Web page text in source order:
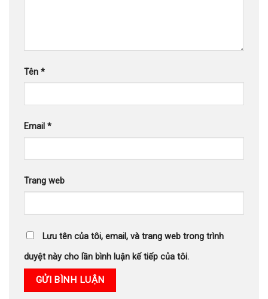
Tên *
Email *
Trang web
Lưu tên của tôi, email, và trang web trong trình
duyệt này cho lần bình luận kế tiếp của tôi.